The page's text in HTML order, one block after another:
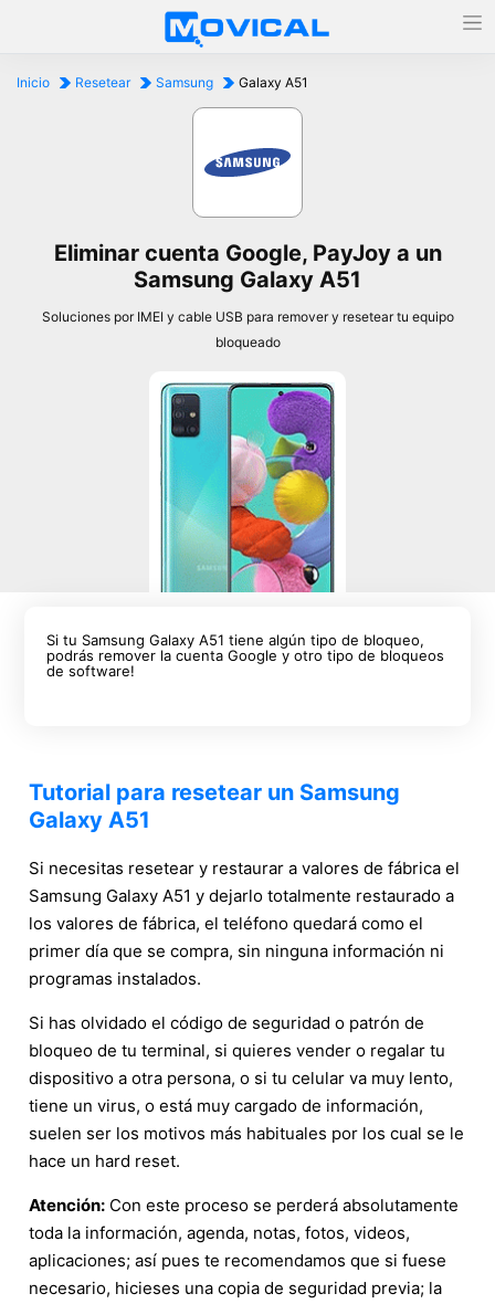
Inicio Resetear Samsung Galaxy A51
Eliminar cuenta Google, PayJoy a un
Samsung Galaxy A51
Soluciones por IMEI y cable USB para remover y resetear tu equipo
bloqueado
Si tu Samsung Galaxy A51 tiene algún tipo de bloqueo,
podrás remover la cuenta Google y otro tipo de bloqueos
de software!
Tutorial para resetear un Samsung
Galaxy A51
Si necesitas resetear y restaurar a valores de fábrica el
Samsung Galaxy A51 y dejarlo totalmente restaurado a
los valores de fábrica, el teléfono quedará como el
primer día que se compra, sin ninguna información ni
programas instalados.
Si has olvidado el código de seguridad o patrón de
bloqueo de tu terminal, si quieres vender o regalar tu
dispositivo a otra persona, o si tu celular va muy lento,
tiene un virus, o está muy cargado de información,
suelen ser los motivos más habituales por los cual se le
hace un hard reset.
Atención: Con este proceso se perderá absolutamente
toda la información, agenda, notas, fotos, videos,
aplicaciones; así pues te recomendamos que si fuese
necesario, hicieses una copia de seguridad previa; la